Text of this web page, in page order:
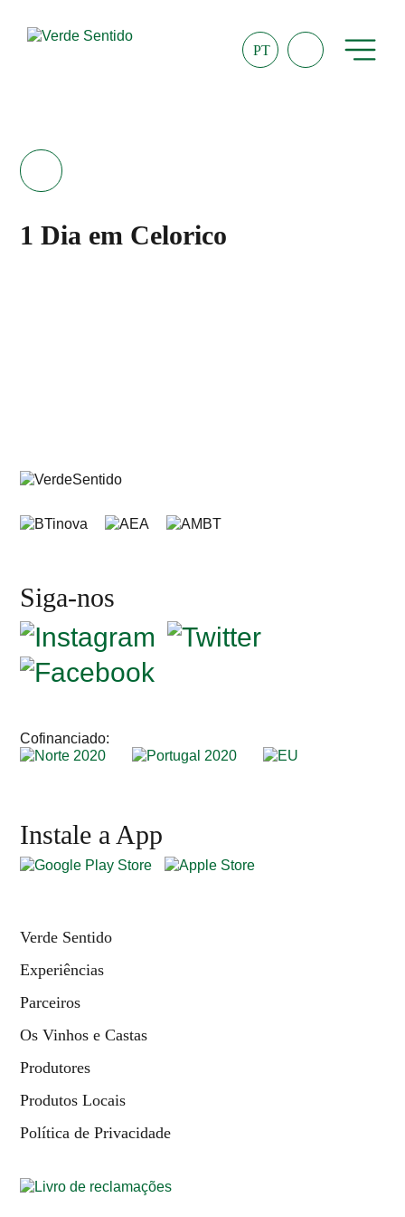
PT
1 Dia em Celorico
Siga-nos
Cofinanciado:
Instale a App
Verde Sentido
Experiências
Parceiros
Os Vinhos e Castas
Produtores
Produtos Locais
Política de Privacidade